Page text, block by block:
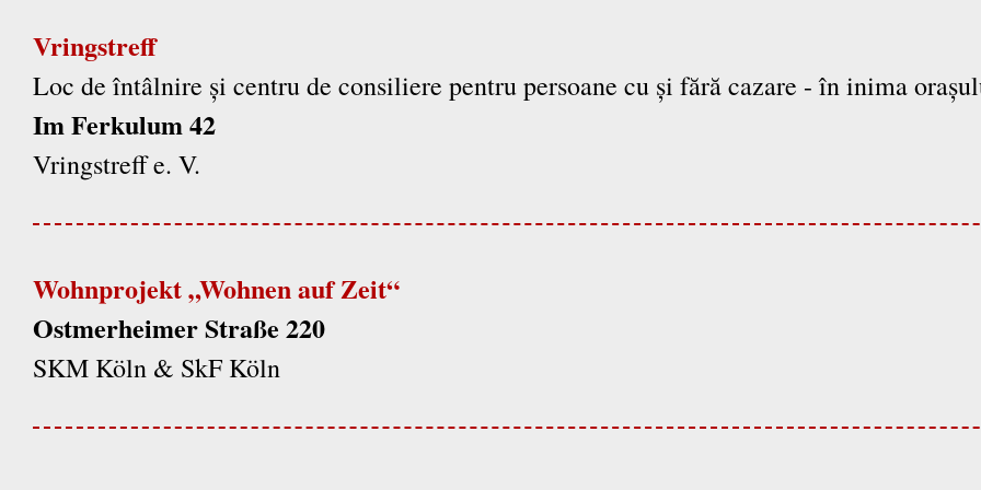
Vringstreff
Loc de întâlnire și centru de consiliere pentru persoane cu și fără cazare - în inima
Im Ferkulum 42
Vringstreff e. V.
Wohnprojekt „Wohnen auf Zeit“
Ostmerheimer Straße 220
SKM Köln & SkF Köln